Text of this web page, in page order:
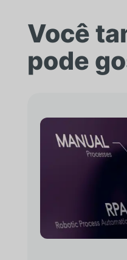
Você
pode